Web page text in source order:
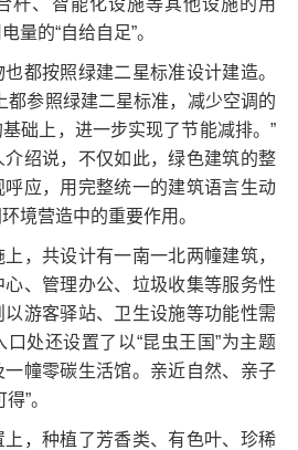
杆、智能化设施等其他设施的用
量的“自给自足”。
都按照绿建二星标准设计建造。
都参照绿建二星标准，减少空调的
础上，进一步实现了节能减排。”
绍说，不仅如此，绿色建筑的整
应，用完整统一的建筑语言生动
境营造中的重要作用。
，共设计有一南一北两幢建筑，
、管理办公、垃圾收集等服务性
游客驿站、卫生设施等功能性需
处还设置了以“昆虫王国”为主题
幢零碳生活馆。亲近自然、亲子
”。
，种植了芳香类、有色叶、珍稀